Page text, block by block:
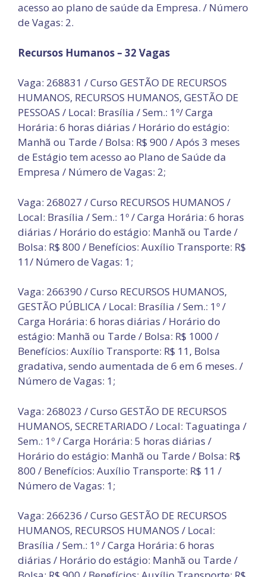
acesso ao plano de saúde da Empresa. / Número
de Vagas: 2.
Recursos Humanos – 32 Vagas
Vaga: 268831 / Curso GESTÃO DE RECURSOS
HUMANOS, RECURSOS HUMANOS, GESTÃO DE
PESSOAS / Local: Brasília / Sem.: 1º/ Carga
Horária: 6 horas diárias / Horário do estágio:
Manhã ou Tarde / Bolsa: R$ 900 / Após 3 meses
de Estágio tem acesso ao Plano de Saúde da
Empresa / Número de Vagas: 2;
Vaga: 268027 / Curso RECURSOS HUMANOS /
Local: Brasília / Sem.: 1º / Carga Horária: 6 horas
diárias / Horário do estágio: Manhã ou Tarde /
Bolsa: R$ 800 / Benefícios: Auxílio Transporte: R$
11/ Número de Vagas: 1;
Vaga: 266390 / Curso RECURSOS HUMANOS,
GESTÃO PÚBLICA / Local: Brasília / Sem.: 1º /
Carga Horária: 6 horas diárias / Horário do
estágio: Manhã ou Tarde / Bolsa: R$ 1000 /
Benefícios: Auxílio Transporte: R$ 11, Bolsa
gradativa, sendo aumentada de 6 em 6 meses. /
Número de Vagas: 1;
Vaga: 268023 / Curso GESTÃO DE RECURSOS
HUMANOS, SECRETARIADO / Local: Taguatinga /
Sem.: 1º / Carga Horária: 5 horas diárias /
Horário do estágio: Manhã ou Tarde / Bolsa: R$
800 / Benefícios: Auxílio Transporte: R$ 11 /
Número de Vagas: 1;
Vaga: 266236 / Curso GESTÃO DE RECURSOS
HUMANOS, RECURSOS HUMANOS / Local:
Brasília / Sem.: 1º / Carga Horária: 6 horas
diárias / Horário do estágio: Manhã ou Tarde /